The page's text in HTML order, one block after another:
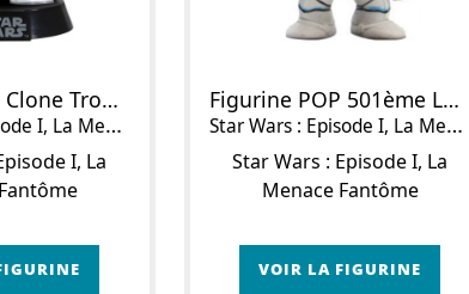
Figurine POP Clone Trooper (Original)
Menace Fantôme
I, La
Figurine POP 501ème Légion
Star Wars : Episode I, La Menace Fantôme
Star Wars : Episode I, La
Menace Fantôme
VOIR LA FIGURINE